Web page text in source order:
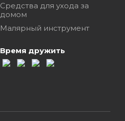
Средства для ухода за
домом
Малярный инструмент
Время дружить